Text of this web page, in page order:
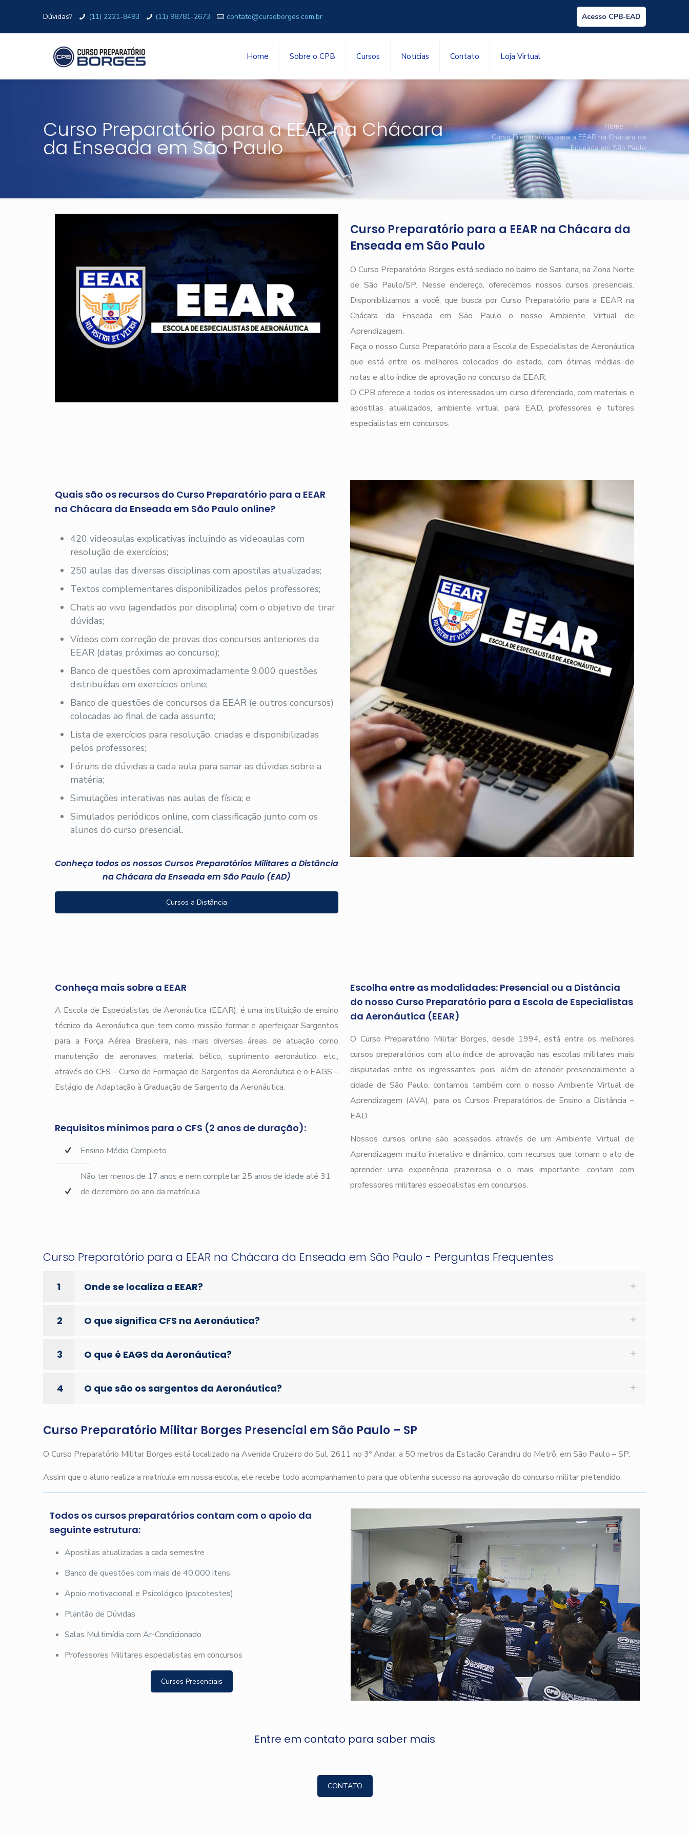
Dúvidas? (11) 2221-8493 (11) 98781-2673 contato@cursoborges.com.br Acesso CPB-EAD
Home Sobre o CPB Cursos Notícias Contato Loja Virtual
Curso Preparatório para a EEAR na Chácara
da Enseada em São Paulo
Home
Curso Preparatório para a EEAR na Chácara da
Enseada em São Paulo
Curso Preparatório para a EEAR na Chácara da
Enseada em São Paulo
O Curso Preparatório Borges está sediado no bairro de Santana, na Zona Norte
de São Paulo/SP. Nesse endereço, oferecemos nossos cursos presenciais.
Disponibilizamos a você, que busca por Curso Preparatório para a EEAR na
Chácara da Enseada em São Paulo o nosso Ambiente Virtual de
Aprendizagem.
Faça o nosso Curso Preparatório para a Escola de Especialistas de Aeronáutica
que está entre os melhores colocados do estado, com ótimas médias de
notas e alto índice de aprovação no concurso da EEAR.
O CPB oferece a todos os interessados um curso diferenciado, com materiais e
apostilas atualizados, ambiente virtual para EAD, professores e tutores
especialistas em concursos.
Quais são os recursos do Curso Preparatório para a EEAR
na Chácara da Enseada em São Paulo online?
420 videoaulas explicativas incluindo as videoaulas com
resolução de exercícios;
250 aulas das diversas disciplinas com apostilas atualizadas;
Textos complementares disponibilizados pelos professores;
Chats ao vivo (agendados por disciplina) com o objetivo de tirar
dúvidas;
Vídeos com correção de provas dos concursos anteriores da
EEAR (datas próximas ao concurso);
Banco de questões com aproximadamente 9.000 questões
distribuídas em exercícios online;
Banco de questões de concursos da EEAR (e outros concursos)
colocadas ao final de cada assunto;
Lista de exercícios para resolução, criadas e disponibilizadas
pelos professores;
Fóruns de dúvidas a cada aula para sanar as dúvidas sobre a
matéria;
Simulações interativas nas aulas de física; e
Simulados periódicos online, com classificação junto com os
alunos do curso presencial.
Conheça todos os nossos Cursos Preparatórios Militares a Distância
na Chácara da Enseada em São Paulo (EAD)
Cursos a Distância
Conheça mais sobre a EEAR
A Escola de Especialistas de Aeronáutica (EEAR), é uma instituição de ensino
técnico da Aeronáutica que tem como missão formar e aperfeiçoar Sargentos
para a Força Aérea Brasileira, nas mais diversas áreas de atuação como
manutenção de aeronaves, material bélico, suprimento aeronáutico, etc.,
através do CFS – Curso de Formação de Sargentos da Aeronáutica e o EAGS –
Estágio de Adaptação à Graduação de Sargento da Aeronáutica.
Requisitos mínimos para o CFS (2 anos de duração):
Ensino Médio Completo
Não ter menos de 17 anos e nem completar 25 anos de idade até 31
de dezembro do ano da matrícula.
Escolha entre as modalidades: Presencial ou a Distância
do nosso Curso Preparatório para a Escola de Especialistas
da Aeronáutica (EEAR)
O Curso Preparatório Militar Borges, desde 1994, está entre os melhores
cursos preparatórios com alto índice de aprovação nas escolas militares mais
disputadas entre os ingressantes, pois, além de atender presencialmente a
cidade de São Paulo, contamos também com o nosso Ambiente Virtual de
Aprendizagem (AVA), para os Cursos Preparatórios de Ensino a Distância –
EAD.
Nossos cursos online são acessados através de um Ambiente Virtual de
Aprendizagem muito interativo e dinâmico, com recursos que tornam o ato de
aprender uma experiência prazeirosa e o mais importante, contam com
professores militares especialistas em concursos.
Curso Preparatório para a EEAR na Chácara da Enseada em São Paulo - Perguntas Frequentes
1 Onde se localiza a EEAR?
2 O que significa CFS na Aeronáutica?
3 O que é EAGS da Aeronáutica?
4 O que são os sargentos da Aeronáutica?
Curso Preparatório Militar Borges Presencial em São Paulo – SP
O Curso Preparatório Militar Borges está localizado na Avenida Cruzeiro do Sul, 2611 no 3º Andar, a 50 metros da Estação Carandiru do Metrô, em São Paulo – SP.
Assim que o aluno realiza a matrícula em nossa escola, ele recebe todo acompanhamento para que obtenha sucesso na aprovação do concurso militar pretendido.
Todos os cursos preparatórios contam com o apoio da
seguinte estrutura:
Apostilas atualizadas a cada semestre
Banco de questões com mais de 40.000 itens
Apoio motivacional e Psicológico (psicotestes)
Plantão de Dúvidas
Salas Multimídia com Ar-Condicionado
Professores Militares especialistas em concursos
Cursos Presenciais
Entre em contato para saber mais
CONTATO